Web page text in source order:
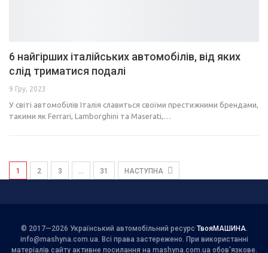
6 найгірших італійських автомобілів, від яких
слід триматися подалі
9 Гру, 2023
У світі автомобілів Італія славиться своїми престижними брендами,
такими як Ferrari, Lamborghini та Maserati,…
1 2 3 … 31 НАСТУПНА
© 2017—2026 Український автомобільний ресурс ТвояМАШИНА.
info@mashyna.com.ua. Всі права застережено. При використанні
матеріалів сайту активне посилання на mashyna.com.ua обов'язкове.